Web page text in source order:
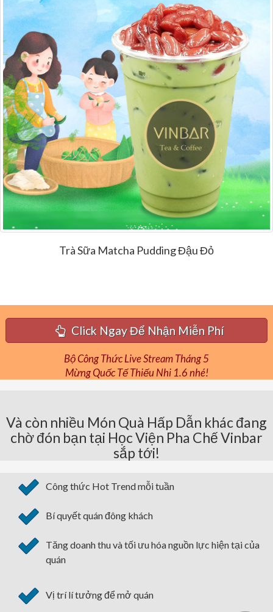
Trà Sữa Matcha Pudding Đậu Đỏ
Click Ngay Để Nhận Miễn Phí
Bộ Công Thức Live Stream Tháng 5
Mừng Quốc Tế Thiếu Nhi 1.6 nhé!
Và còn nhiều Món Quà Hấp Dẫn khác đang
chờ đón bạn tại Học Viện Pha Chế Vinbar
sắp tới!
Công thức Hot Trend mỗi tuần
Bí quyết quán đông khách
Tăng doanh thu và tối ưu hóa nguồn lực hiện tại của
quán
Vị trí lí tưởng để mở quán